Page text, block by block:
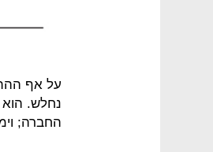
על אף
נחלש. הוא
החברה;